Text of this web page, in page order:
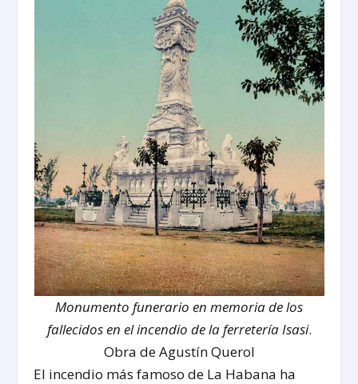
Monumento funerario en memoria de los
fallecidos en el incendio de la ferretería Isasi.
Obra de Agustín Querol
El incendio más famoso de La Habana ha